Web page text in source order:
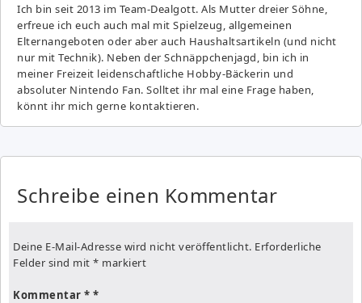
Ich bin seit 2013 im Team-Dealgott. Als Mutter dreier Söhne,
erfreue ich euch auch mal mit Spielzeug, allgemeinen
Elternangeboten oder aber auch Haushaltsartikeln (und nicht
nur mit Technik). Neben der Schnäppchenjagd, bin ich in
meiner Freizeit leidenschaftliche Hobby-Bäckerin und
absoluter Nintendo Fan. Solltet ihr mal eine Frage haben,
könnt ihr mich gerne kontaktieren.
Schreibe einen Kommentar
Deine E-Mail-Adresse wird nicht veröffentlicht. Erforderliche
Felder sind mit * markiert
Kommentar *